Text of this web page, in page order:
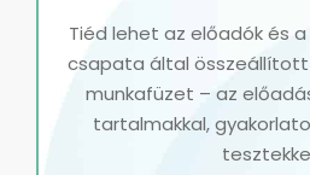
Tiéd lehet az előadók és
csapata által
munkafüzet – az
tartalmakkal,